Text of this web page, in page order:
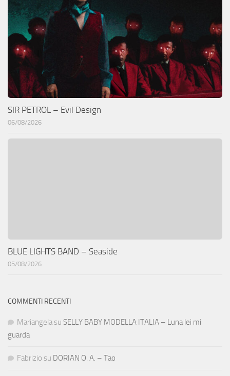
SIR PETROL – Evil Design
06/08/2026
BLUE LIGHTS BAND – Seaside
05/08/2026
COMMENTI RECENTI
Mariangela su SELLY BABY MODELLA ITALIA – Luna lei mi
guarda
Fabrizio su DORIAN O. A. – Tao